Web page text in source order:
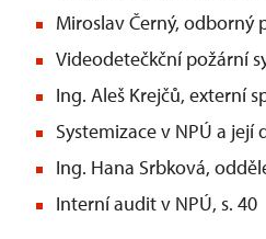
Miroslav Černý, odborný
Videodetečkční požární
Ing. Aleš Krejčů, externí
Systemizace v NPÚ a
Ing. Hana Srbková,
Interní audit v NPÚ, s. 40